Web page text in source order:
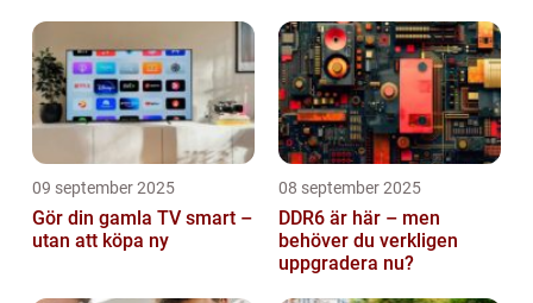
09 september 2025
Gör din gamla TV smart –
utan att köpa ny
08 september 2025
DDR6 är här – men
behöver du verkligen
uppgradera nu?